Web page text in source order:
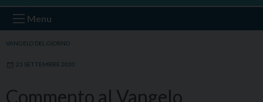
Ancona Osimo
Menu
VANGELO DEL GIORNO
21 SETTEMBRE 2020
Commento al Vangelo